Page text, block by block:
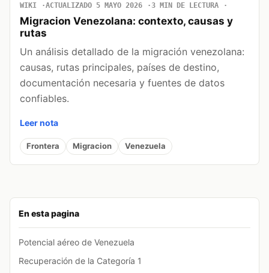
En esta pagina
Potencial aéreo de Venezuela
Recuperación de la Categoría 1
WIKI ACTUALIZADO 5 MAYO 2026 3 MIN DE LECTURA
Migracion Venezolana: contexto, causas y
rutas
Un análisis detallado de la migración venezolana:
causas, rutas principales, países de destino,
documentación necesaria y fuentes de datos
confiables.
Leer nota
Frontera Migracion Venezuela